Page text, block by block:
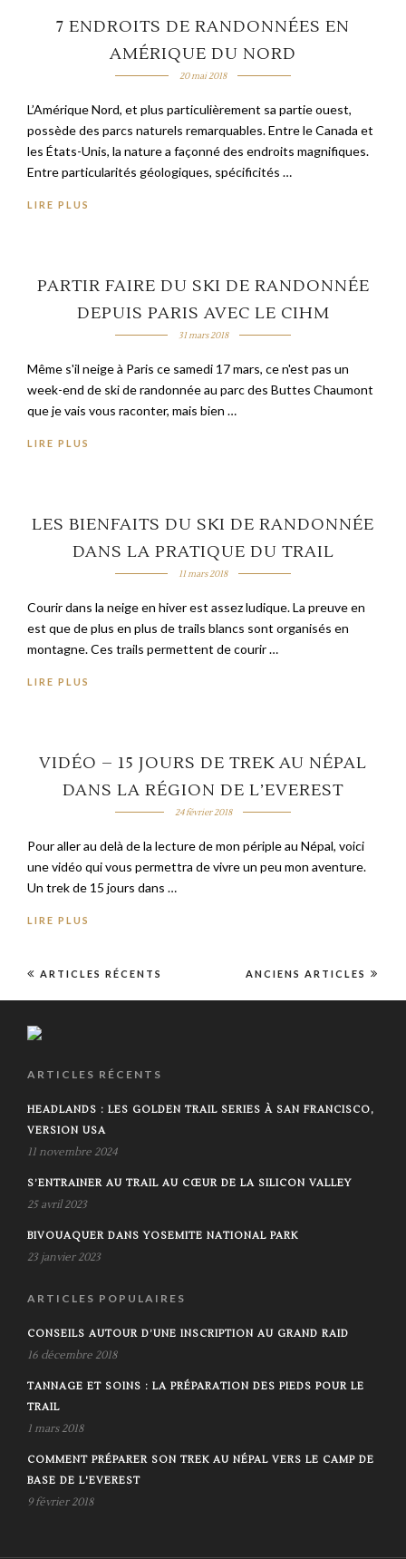
7 ENDROITS DE RANDONNÉES EN
AMÉRIQUE DU NORD
20 mai 2018
L’Amérique Nord, et plus particulièrement sa partie ouest,
possède des parcs naturels remarquables. Entre le Canada et
les États-Unis, la nature a façonné des endroits magnifiques.
Entre particularités géologiques, spécificités …
LIRE PLUS
PARTIR FAIRE DU SKI DE RANDONNÉE
DEPUIS PARIS AVEC LE CIHM
31 mars 2018
Même s'il neige à Paris ce samedi 17 mars, ce n'est pas un
week-end de ski de randonnée au parc des Buttes Chaumont
que je vais vous raconter, mais bien …
LIRE PLUS
LES BIENFAITS DU SKI DE RANDONNÉE
DANS LA PRATIQUE DU TRAIL
11 mars 2018
Courir dans la neige en hiver est assez ludique. La preuve en
est que de plus en plus de trails blancs sont organisés en
montagne. Ces trails permettent de courir …
LIRE PLUS
VIDÉO – 15 JOURS DE TREK AU NÉPAL
DANS LA RÉGION DE L’EVEREST
24 février 2018
Pour aller au delà de la lecture de mon périple au Népal, voici
une vidéo qui vous permettra de vivre un peu mon aventure.
Un trek de 15 jours dans …
LIRE PLUS
ARTICLES RÉCENTS ANCIENS ARTICLES
ARTICLES RÉCENTS
HEADLANDS : LES GOLDEN TRAIL SERIES À SAN FRANCISCO,
VERSION USA
11 novembre 2024
S’ENTRAINER AU TRAIL AU CŒUR DE LA SILICON VALLEY
25 avril 2023
BIVOUAQUER DANS YOSEMITE NATIONAL PARK
23 janvier 2023
ARTICLES POPULAIRES
CONSEILS AUTOUR D’UNE INSCRIPTION AU GRAND RAID
16 décembre 2018
TANNAGE ET SOINS : LA PRÉPARATION DES PIEDS POUR LE
TRAIL
1 mars 2018
COMMENT PRÉPARER SON TREK AU NÉPAL VERS LE CAMP DE
BASE DE L'EVEREST
9 février 2018